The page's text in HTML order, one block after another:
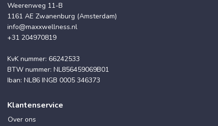
Weerenweg 11-B
1161 AE Zwanenburg (Amsterdam)
info@maxxwellness.nl
+31 204970819
KvK nummer: 66242533
BTW nummer: NL856459069B01
Iban: NL86 INGB 0005 346373
Klantenservice
Over ons